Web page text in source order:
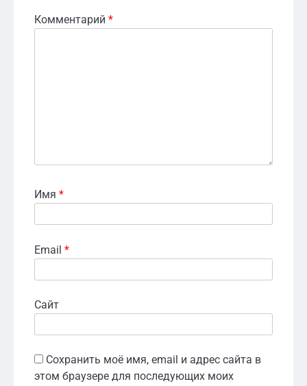
Комментарий *
Имя *
Email *
Сайт
Сохранить моё имя, email и адрес сайта в
этом браузере для последующих моих